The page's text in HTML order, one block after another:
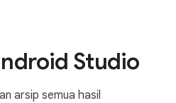
Studio
arsip semua hasil